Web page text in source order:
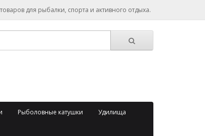
для рыбалки, спорта и активного отдыха.
Рыболовные катушки Удилища